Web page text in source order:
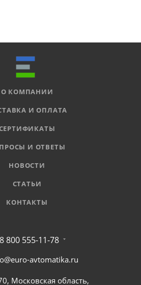
О КОМПАНИИ
И ОПЛАТА
И ОТВЕТЫ
НОВОСТИ
СТАТЬИ
КОНТАКТЫ
8 800 555-11-78
avtomatika.ru
Московская область,